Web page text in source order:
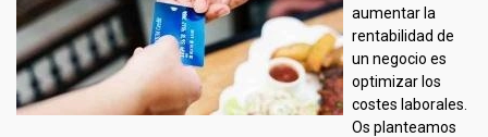
aumentar la
rentabilidad de
un negocio es
optimizar los
costes laborales.
Os planteamos